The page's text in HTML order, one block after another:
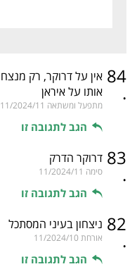
84
.
אין על דרוקר, רק
אותו על איראן
מתפעל ומשתאה 11/2024/11
הגב לתגובה זו
83
.
דרוקר הדרק
סימה 11/2024/11
הגב לתגובה זו
82
.
ניצחון בעיני המסתכל
אורחת 11/2024/10
הגב לתגובה זו